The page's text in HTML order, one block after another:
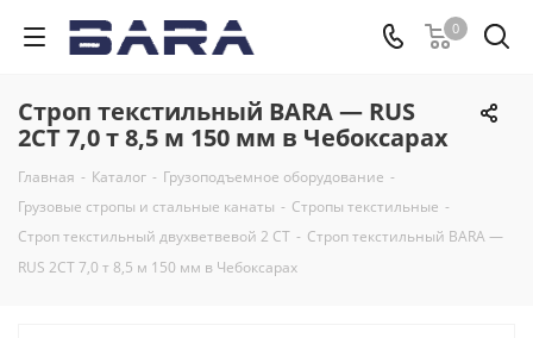
0
Строп текстильный BARA — RUS
2СТ 7,0 т 8,5 м 150 мм в Чебоксарах
Главная - Каталог - Грузоподъемное оборудование -
Грузовые стропы и стальные канаты - Стропы текстильные -
Строп текстильный двухветвевой 2 СТ - Строп текстильный BARA —
RUS 2СТ 7,0 т 8,5 м 150 мм в Чебоксарах